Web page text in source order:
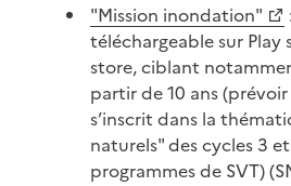
"Mission inondation"
téléchargeable sur
store, ciblant
partir de 10 ans (prévoir
s’inscrit dans la
naturels" des cycles 3
programmes de SVT)